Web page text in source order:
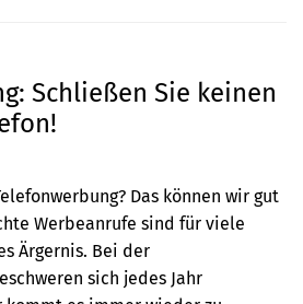
Veranstaltungen
0
Elemente
Schließen Sie keinen
Das können wir gut
Werbe­anrufe sind für viele
Ärgernis. Bei der
sich jedes Jahr